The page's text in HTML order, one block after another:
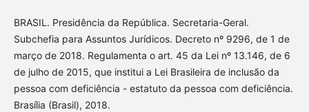
BRASIL. Presidência da República. Secretaria-Geral.
Subchefia para Assuntos Jurídicos. Decreto nº 9296, de 1 de
março de 2018. Regulamenta o art. 45 da Lei nº 13.146, de 6
de julho de 2015, que institui a Lei Brasileira de inclusão da
pessoa com deficiência - estatuto da pessoa com deficiência.
Brasília (Brasil), 2018.